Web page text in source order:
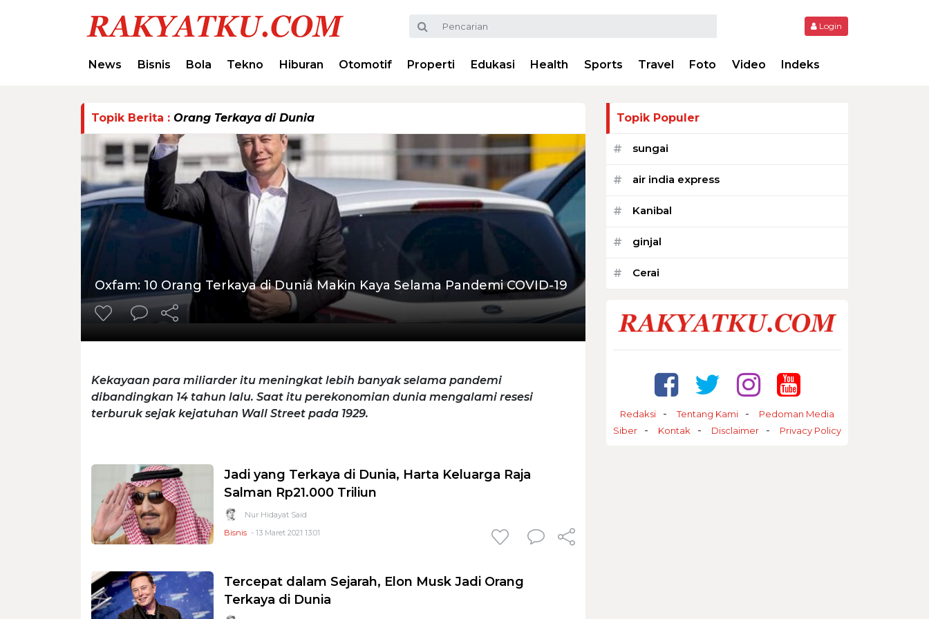
Login
News Bisnis Bola Tekno Hiburan Otomotif Properti Edukasi Health Sports Travel Foto Video Indeks
Topik Berita : Orang Terkaya di Dunia
Oxfam: 10 Orang Terkaya di Dunia Makin Kaya Selama Pandemi COVID-19
Kekayaan para miliarder itu meningkat lebih banyak selama pandemi
dibandingkan 14 tahun lalu. Saat itu perekonomian dunia mengalami resesi
terburuk sejak kejatuhan Wall Street pada 1929.
Jadi yang Terkaya di Dunia, Harta Keluarga Raja
Salman Rp21.000 Triliun
Nur Hidayat Said
Bisnis - 13 Maret 2021 13:01
Tercepat dalam Sejarah, Elon Musk Jadi Orang
Terkaya di Dunia
Topik Populer
# sungai
# air india express
# Kanibal
# ginjal
# Cerai
Redaksi Tentang Kami
Pedoman Media
Siber
Kontak Disclaimer Privacy Policy